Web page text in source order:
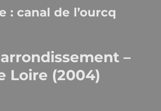
: canal de l’ourcq
–
Loire (2004)